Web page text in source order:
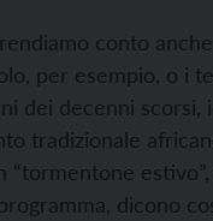
conto
per esempio, o i
dei decenni scorsi,
tradizionale
“tormentone
dicono